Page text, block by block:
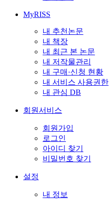
MyRISS
내 추천논문
내 책장
내 최근 본 논문
내 저작물관리
내 구매·신청 현황
내 서비스 사용권한
내 관심 DB
회원서비스
회원가입
로그인
아이디 찾기
비밀번호 찾기
설정
내 정보